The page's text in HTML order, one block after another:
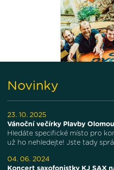
Novinky
23. 10. 2025
Vánoční večírky Plavby
Hledáte specifické místo pro
už ho nehledejte! Jste tady
04. 06. 2024
Koncert saxofonistky KJ SAX